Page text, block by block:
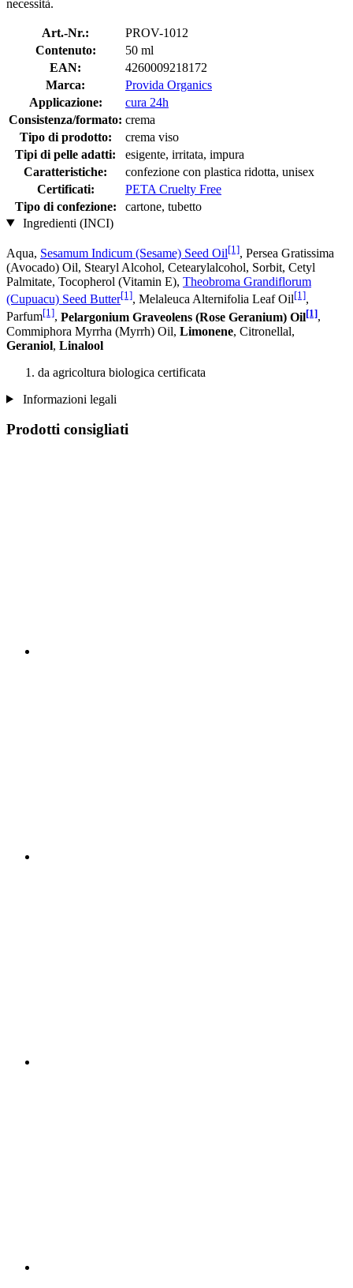
necessità.
Art.-Nr.:
PROV-1012
Contenuto:
50 ml
EAN:
4260009218172
Marca:
Provida Organics
Applicazione:
cura 24h
Consistenza/formato: crema
Tipo di prodotto:
crema viso
Tipi di pelle adatti:
esigente, irritata, impura
Caratteristiche:
confezione con plastica ridotta, unisex
Certificati:
PETA Cruelty Free
Tipo di confezione:
cartone, tubetto
Ingredienti (INCI)
Aqua, Sesamum Indicum (Sesame) Seed Oil[1], Persea Gratissima
(Avocado) Oil, Stearyl Alcohol, Cetearylalcohol, Sorbit, Cetyl
Palmitate, Tocopherol (Vitamin E), Theobroma Grandiflorum
(Cupuacu) Seed Butter[1], Melaleuca Alternifolia Leaf Oil[1],
Parfum[1], Pelargonium Graveolens (Rose Geranium) Oil[1],
Commiphora Myrrha (Myrrh) Oil, Limonene, Citronellal,
Geraniol, Linalool
da agricoltura biologica certificata
Informazioni legali
Prodotti consigliati